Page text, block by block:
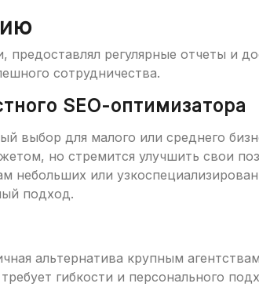
регулярные отчеты и
сотрудничества.
SEO-оптимизатора
выбор для малого или среднего
но стремится улучшить свои
небольших или
подход.
альтернатива крупным
гибкости и персонального